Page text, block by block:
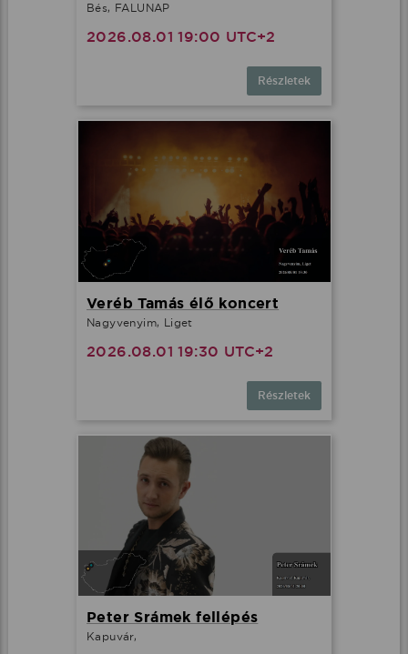
Bés, FALUNAP
2026.08.01 19:00 UTC+2
Részletek
Veréb Tamás élő koncert
Nagyvenyim, Liget
2026.08.01 19:30 UTC+2
Részletek
Peter Srámek fellépés
Kapuvár,